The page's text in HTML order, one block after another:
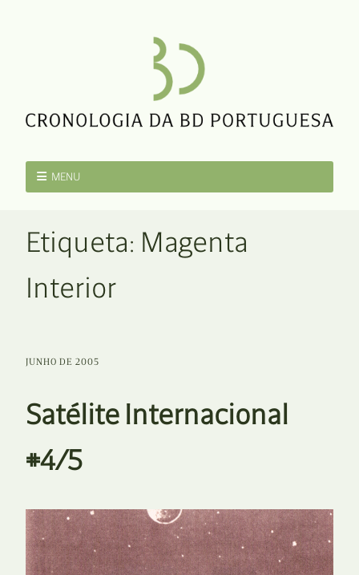
MENU
Etiqueta: Magenta
Interior
JUNHO DE 2005
Satélite Internacional
#4/5